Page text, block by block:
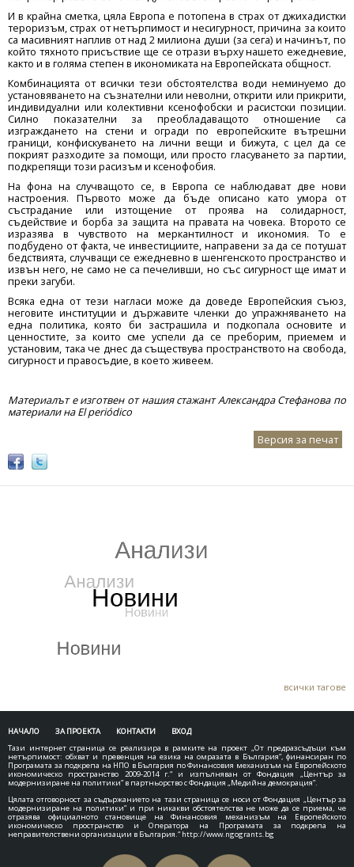
И в крайна сметка, цяла Европа е потопена в страх от джихадистки
тероризъм, страх от нетърпимост и несигурност, причина за които
са масивният наплив от над 2 милиона души (за сега) и начинът, по
който тяхното присъствие ще се отрази върху нашето ежедневие,
както и в голяма степен в икономиката на Европейската общност.
Комбинацията от всички тези обстоятелства води неминуемо до
установяването на съзнателни или неволни, открити или прикрити,
индивидуални или колективни ксенофобски и расистски позиции.
Силно показателни за преобладаващото отношение са
изграждането на стени и огради по европейските вътрешни
граници, конфискуването на лични вещи и бижута, с цел да се
покрият разходите за помощи, или просто гласуването за партии,
подкрепящи този расизъм и ксенофобия.
На фона на случващото се, в Европа се наблюдават две нови
настроения. Първото може да бъде описано като умора от
състрадание или изтощение от проява на солидарност,
съдействие и борба за защита на правата на човека. Второто се
изразява в чувството на меркантилност и икономия. То е
подбудено от факта, че инвестициите, направени за да се потушат
бедствията, случващи се ежедневно в шенгенското пространство и
извън него, не само не са печеливши, но със сигурност ще имат и
преки загуби.
Всяка една от тези нагласи може да доведе Европейския съюз,
неговите институции и държавите членки до упражняването на
една политика, която би застрашила и подкопала основите и
ценностите, за които сме успели да се преборим, приемем и
установим, така че днес да съществува пространството на свобода,
сигурност и правосъдие, в което живеем.
Материалът е изготвен от нашия стажант Александра Стефанова по
материали на El periódico
Версия за печат
всички тагове
НАЧАЛО ЗА ПРОЕКТА КОНТАКТИ
ВХОД
Тази интернет страница се реализира в рамките на проект „От предразсъдъци към
нетърпимост: обхват и превенция на езика на омразата в България”, финансиран по
Програмата за подкрепа на НПО в България по Финансовия механизъм на Европейското
икономическо пространство 2009-2014 г.“ и изпълняван от Фондация „Център за
модернизиране на политики” в партньорство с Фондация „Медийна демокрация”.
Цялата отговорност за съдържанието на тази страница се носи от Фондация „Център за
модернизиране на политики” и при никакви обстоятелства не може да се приема, че
отразява официалното становище на Финансовия механизъм на Европейското
икономическо пространство и Оператора на Програмата за подкрепа на
неправителствени организации в България.“ http://www.ngogrants.bg